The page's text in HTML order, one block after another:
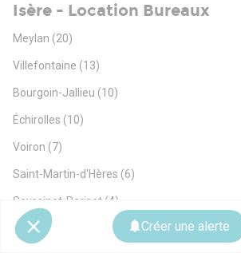
Créer une alerte
Isère - Location Bureaux
Meylan (20)
Villefontaine (13)
Bourgoin-Jallieu (10)
Échirolles (10)
Voiron (7)
Saint-Martin-d'Hères (6)
Seyssinet-Pariset (4)
Fontaine